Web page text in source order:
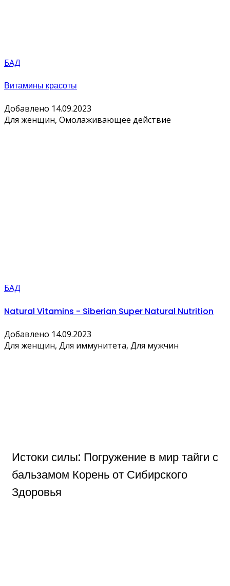
БАД
Витамины красоты
Добавлено 14.09.2023
Для женщин, Омолаживающее действие
БАД
Natural Vitamins - Siberian Super Natural Nutrition
Добавлено 14.09.2023
Для женщин, Для иммунитета, Для мужчин
Истоки силы: Погружение в мир тайги с
бальзамом Корень от Сибирского
Здоровья